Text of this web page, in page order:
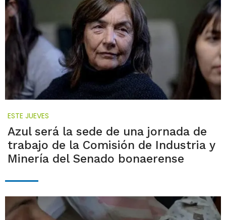
ESTE JUEVES
Azul será la sede de una jornada de
trabajo de la Comisión de Industria y
Minería del Senado bonaerense